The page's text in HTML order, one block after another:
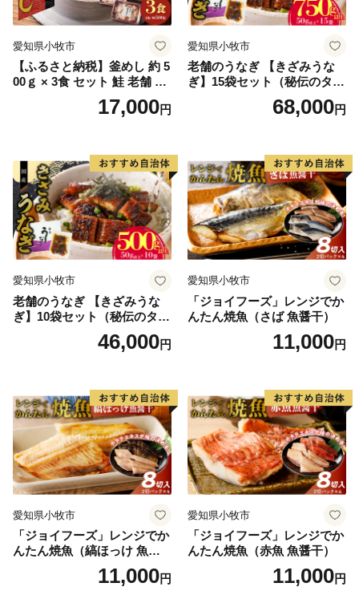
愛知県小牧市
【ふるさと納税】釜めし 約 5
00ｇ × 3食 セット 鮭 老舗 急
速冷凍 レンチン 時短 簡単調
理 食品 加工品 海鮮 手作り
り寄せグルメ 愛知県 小牧市
送料無料
17,000円
愛知県小牧市
老舗のうなぎ 【きざみうな
ぎ】15袋セット（秘伝のタレ
68,000円
愛知県小牧市
老舗のうなぎ 【きざみうな
ぎ】10袋セット（秘伝のタレ
46,000円
愛知県小牧市
「ジョイフーズ」レンジでか
んたん焼魚（さば 魚醤干）
11,000円
愛知県小牧市
「ジョイフーズ」レンジでか
んたん焼魚（縞ほっけ 魚醤
11,000円
愛知県小牧市
「ジョイフーズ」レンジでか
んたん焼魚（赤魚 魚醤干）
11,000円